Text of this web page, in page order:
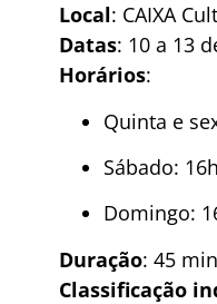
Local: CAIXA
Datas: 10 a 13
Horários:
Quinta e
Sábado:
Domingo:
Duração: 45
Classificação